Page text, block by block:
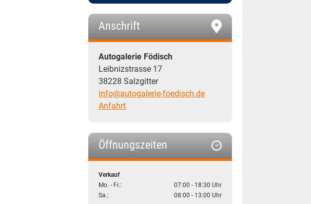
Anschrift
Autogalerie Födisch
Leibnizstrasse 17
38228 Salzgitter
info@autogalerie-foedisch.de
Anfahrt
Öffnungszeiten
Verkauf
Mo. - Fr.:
07:00 - 18:30 Uhr
Sa.:
08:00 - 13:00 Uhr